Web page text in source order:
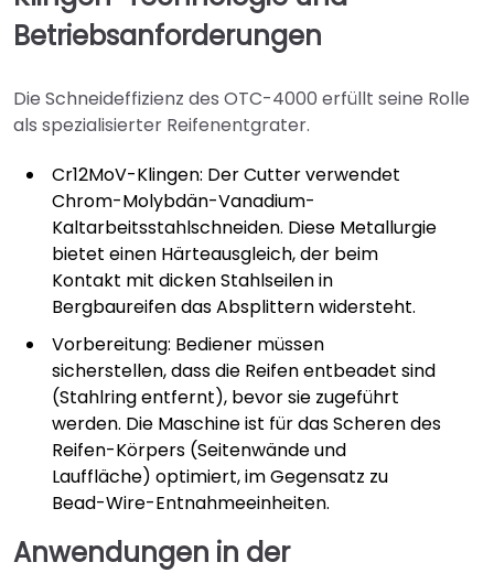
Betriebsanforderungen
Die Schneideffizienz des OTC-4000 erfüllt seine Rolle
als spezialisierter Reifenentgrater.
Cr12MoV-Klingen: Der Cutter verwendet
Chrom-Molybdän-Vanadium-
Kaltarbeitsstahlschneiden. Diese Metallurgie
bietet einen Härteausgleich, der beim
Kontakt mit dicken Stahlseilen in
Bergbaureifen das Absplittern widersteht.
Vorbereitung: Bediener müssen
sicherstellen, dass die Reifen entbeadet sind
(Stahlring entfernt), bevor sie zugeführt
werden. Die Maschine ist für das Scheren des
Reifen-Körpers (Seitenwände und
Lauffläche) optimiert, im Gegensatz zu
Bead-Wire-Entnahmeeinheiten.
Anwendungen in der